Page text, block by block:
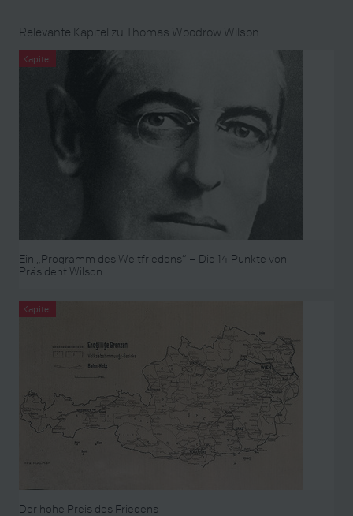
Relevante Kapitel zu Thomas Woodrow Wilson
Kapitel
Ein „Programm des Weltfriedens“ – Die 14 Punkte von
Präsident Wilson
Kapitel
Der hohe Preis des Friedens